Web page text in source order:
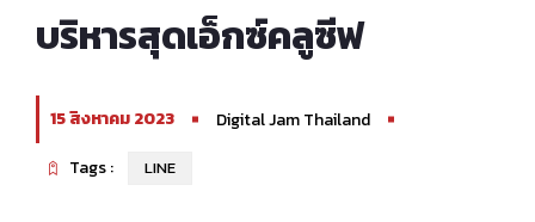
บริหารสุดเอ็กซ์คลูซีฟ
15 สิงหาคม 2023
Digital Jam Thailand
Tags :
LINE